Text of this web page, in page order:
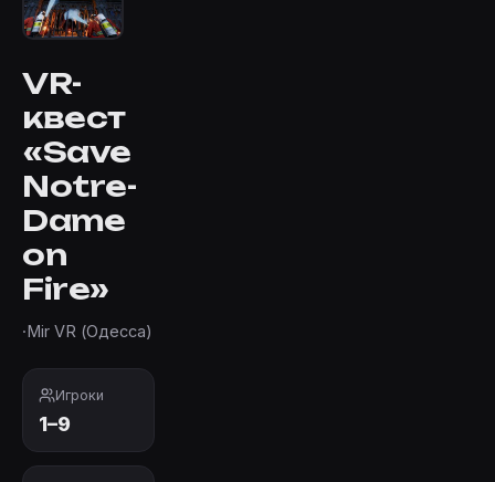
VR-
квест
«Save
Notre-
Dame
on
Fire»
·Mir VR (Одесса)
Игроки
1–9